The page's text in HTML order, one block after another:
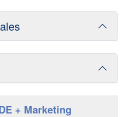
+ Marketing